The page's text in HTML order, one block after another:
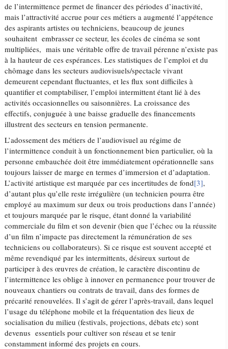
de l’intermittence permet de financer des périodes d’inactivité,
mais l’attractivité accrue pour ces métiers a augmenté l’appétence
des aspirants artistes ou techniciens, beaucoup de jeunes
souhaitent embrasser ce secteur, les écoles de cinéma se sont
multipliées, mais une véritable offre de travail pérenne n’existe pas
à la hauteur de ces espérances. Les statistiques de l’emploi et du
chômage dans les secteurs audiovisuels/spectacle vivant
demeurent cependant fluctuantes, et les flux sont difficiles à
quantifier et comptabiliser, l’emploi intermittent étant lié à des
activités occasionnelles ou saisonnières. La croissance des
effectifs, conjuguée à une baisse graduelle des financements
illustrent des secteurs en tension permanente.
L’adossement des métiers de l’audiovisuel au régime de
l’intermittence conduit à un fonctionnement bien particulier, où la
personne embauchée doit être immédiatement opérationnelle sans
toujours laisser de marge en termes d’immersion et d’adaptation.
L’activité artistique est marquée par ces incertitudes de fond[3],
d’autant plus qu’elle reste irrégulière (un technicien pourra être
employé au maximum sur deux ou trois productions dans l’année)
et toujours marquée par le risque, étant donné la variabilité
commerciale du film et son devenir (bien que l’échec ou la réussite
d’un film n’impacte pas directement la rémunération de ses
techniciens ou collaborateurs). Si ce risque est souvent accepté et
même revendiqué par les intermittents, désireux surtout de
participer à des œuvres de création, le caractère discontinu de
l’intermittence les oblige à innover en permanence pour trouver de
nouveaux chantiers ou contrats de travail, dans des formes de
précarité renouvelées. Il s’agit de gérer l’après-travail, dans lequel
l’usage du téléphone mobile et la fréquentation des lieux de
socialisation du milieu (festivals, projections, débats etc) sont
devenus essentiels pour cultiver son réseau et se tenir
constamment informé des projets en cours.